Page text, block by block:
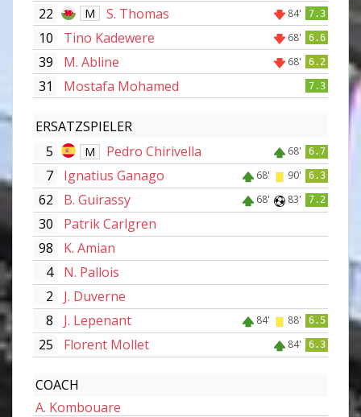
22 M S. Thomas 84' 7.3
10 Tino Kadewere 68' 6.6
39 M. Abline 68' 6.2
31 Mostafa Mohamed 7.3
ERSATZSPIELER
5
M Pedro Chirivella 68' 6.7
7 Ignatius Ganago 68' 90' 6.3
62 B. Guirassy 68' 83' 7.2
30
Patrik Carlgren
98
K. Amian
4
N. Pallois
2
J. Duverne
8
J. Lepenant 84' 88' 6.5
25 Florent Mollet 84' 6.3
COACH
A. Kombouare